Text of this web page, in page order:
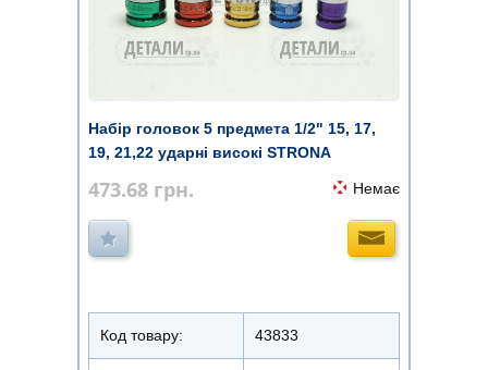
Набір головок 5 предмета 1/2" 15, 17,
19, 21,22 ударні високі STRONA
473.68 грн. Немає
Код товару: 43833